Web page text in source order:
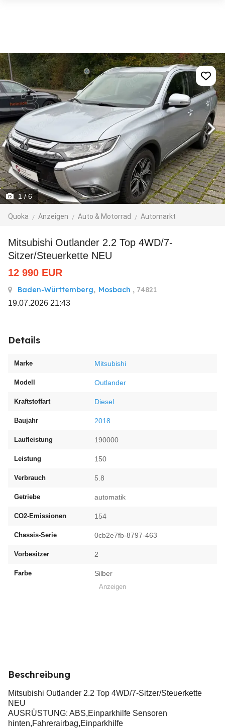
1 / 6
Quoka Anzeigen Auto & Motorrad Automarkt
Mitsubishi Outlander 2.2 Top 4WD/7-
Sitzer/Steuerkette NEU
12 990 EUR
Baden-Württemberg, Mosbach , 74821
19.07.2026 21:43
Details
Marke Mitsubishi
Modell Outlander
Kraftstoffart Diesel
Baujahr 2018
Laufleistung 190000
Leistung 150
Verbrauch 5.8
Getriebe automatik
CO2-Emissionen 154
Chassis-Serie 0cb2e7fb-8797-463
Vorbesitzer 2
Farbe Silber
Anzeigen
Beschreibung
Mitsubishi Outlander 2.2 Top 4WD/7-Sitzer/Steuerkette
NEU
AUSRÜSTUNG: ABS,Einparkhilfe Sensoren
hinten,Fahrerairbag,Einparkhilfe